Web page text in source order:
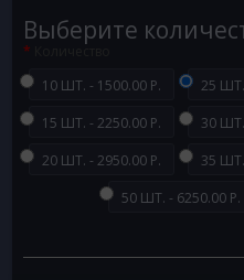
Выберите
10 ШТ. - 1500.00 Р.
15 ШТ. - 2250.00 Р.
20 ШТ. - 2950.00 Р.
25 ШТ.
30
35
50 ШТ. - 6250.00 Р.